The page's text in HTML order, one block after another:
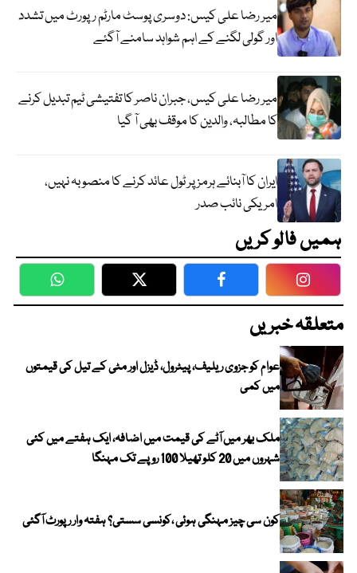
میر رضا علی کیس: دوسری پوسٹ مارٹم رپورٹ میں تشدد
اور گولی لگنے کے اہم شواہد سامنے آگئے
میر رضا علی کیس، جبران ناصر کا تفتیشی ٹیم تبدیل کرنے
کا مطالبہ، والدین کا موقف بھی آ گیا
ایران کا آبنائے ہرمز پر ٹول عائد کرنے کا منصوبہ نہیں،
امریکی نائب صدر
ہمیں فالو کریں
WhatsApp Twitter Facebook
متعلقہ خبریں
عوام کو جزوی ریلیف، پیٹرول، ڈیزل اور مٹی کے تیل کی قیمتوں
میں کمی
ملک بھر میں آٹے کی قیمت میں اضافہ، ایک ہفتے میں کئی
شہروں میں 20 کلو تھیلا 100 روپے تک مہنگا
کون سی چیز مہنگی ہوئی ،کونسی سستی؟ ہفتہ وار رپورٹ آگئی